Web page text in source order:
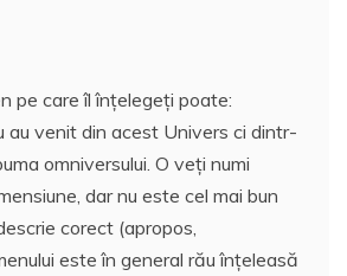
pe care îl înțelegeți poate:
au venit din acest Univers ci dintr-
omniversului. O veți numi
dar nu este cel mai bun
corect (apropos,
este în general rău înțeleasă